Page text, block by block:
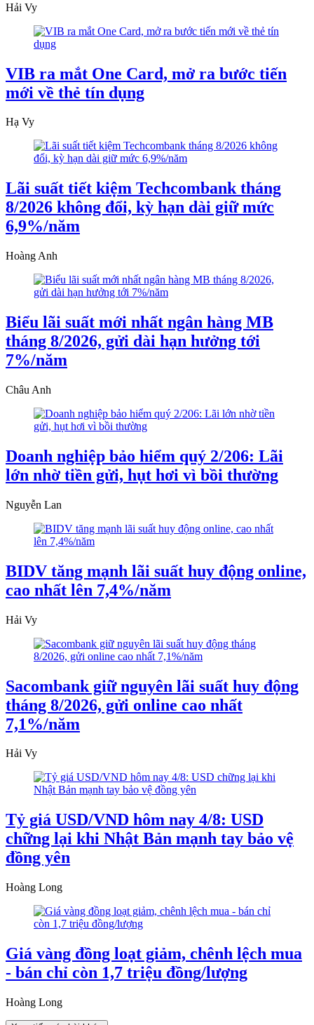
Hải Vy
VIB ra mắt One Card, mở ra bước tiến
mới về thẻ tín dụng
Hạ Vy
Lãi suất tiết kiệm Techcombank tháng
8/2026 không đổi, kỳ hạn dài giữ mức
6,9%/năm
Hoàng Anh
Biểu lãi suất mới nhất ngân hàng MB
tháng 8/2026, gửi dài hạn hưởng tới
7%/năm
Châu Anh
Doanh nghiệp bảo hiểm quý 2/206: Lãi
lớn nhờ tiền gửi, hụt hơi vì bồi thường
Nguyễn Lan
BIDV tăng mạnh lãi suất huy động online,
cao nhất lên 7,4%/năm
Hải Vy
Sacombank giữ nguyên lãi suất huy động
tháng 8/2026, gửi online cao nhất
7,1%/năm
Hải Vy
Tỷ giá USD/VND hôm nay 4/8: USD
chững lại khi Nhật Bản mạnh tay bảo vệ
đồng yên
Hoàng Long
Giá vàng đồng loạt giảm, chênh lệch mua
- bán chỉ còn 1,7 triệu đồng/lượng
Hoàng Long